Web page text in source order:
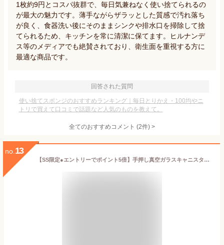
1枚約9円とコスパ抜群で、毎日気兼ねなく使い捨てられるの
が最大の魅力です。薄手ながらザラッとした質感で汚れ落ち
が良く、食器洗い後にそのままシンクや排水口を掃除して捨
てられるため、キッチンを常に清潔に保てます。ヒルナンデ
ス等のメディアでも絶賛されており、衛生面を重視する方に
最適な商品です。
回答された質問
使い捨てスポンジのおすすめランキング｜毎日とりかえ・100均やニ
トリで買えて口コミで話題など人気のものを教えて。
全てのおすすめコメント (2件) >
no. 13
【SS限定●エントリーでポイント5倍】手押し真空ガラスキャニスター(RL01) Mサイズ Lサイズ ニトリ